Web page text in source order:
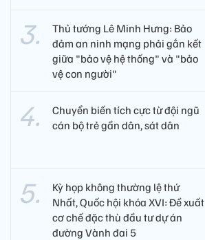
Thủ tướng Lê Minh Hưng: Bảo
đảm an ninh mạng phải gắn kết
giữa "bảo vệ hệ thống" và "bảo
vệ con người"
Chuyển biến tích cực từ đội ngũ
cán bộ trẻ gần dân, sát dân
Kỳ họp không thường lệ thứ
Nhất, Quốc hội khóa XVI: Đề xuất
cơ chế đặc thù đầu tư dự án
đường Vành đai 5